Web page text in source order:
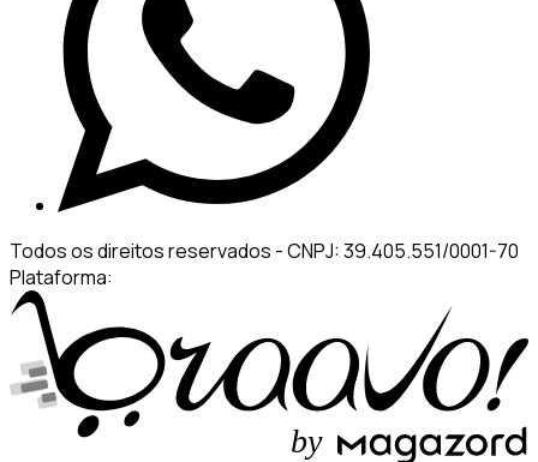
Todos os direitos reservados -CNPJ: 39.405.551/0001-70
Plataforma:
by